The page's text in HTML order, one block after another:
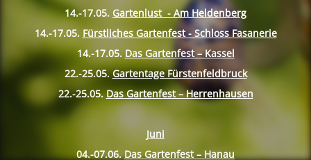
14.-17.05. Gartenlust - Am Heldenberg
14.-17.05. Fürstliches Gartenfest - Schloss Fasanerie
14.-17.05. Das Gartenfest – Kassel
22.-25.05. Gartentage Fürstenfeldbruck
22.-25.05. Das Gartenfest – Herrenhausen
Juni
04.-07.06. Das Gartenfest – Hanau